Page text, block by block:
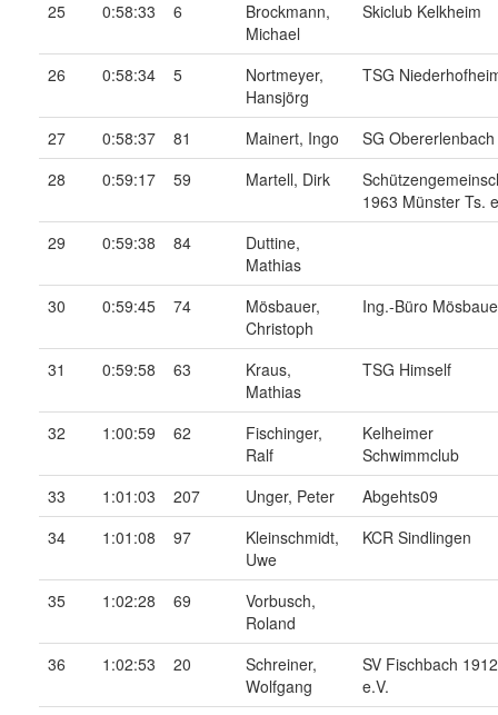
25 0:58:33 6
Brockmann,
Michael
Skiclub Kelkheim
26 0:58:34 5
Nortmeyer,
Hansjörg
TSG
27 0:58:37 81 Mainert, Ingo
SG Obererlenbach
28
0:59:17 59 Martell, Dirk
1963 Münster Ts.
29
0:59:38 84
Duttine,
Mathias
30
0:59:45 74
Mösbauer,
Christoph
Ing.-Büro
31 0:59:58 63
Kraus,
Mathias
TSG Himself
32 1:00:59 62
Fischinger,
Ralf
Kelheimer
Schwimmclub
33
1:01:03 207 Unger, Peter
Abgehts09
34
1:01:08 97
Kleinschmidt,
Uwe
KCR Sindlingen
35 1:02:28 69
Vorbusch,
Roland
36
1:02:53 20
Schreiner,
Wolfgang
SV Fischbach 1912
e.V.